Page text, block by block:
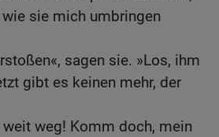
sie mich umbringen
sagen sie. »Los, ihm
gibt es keinen mehr, der
weg! Komm doch, mein